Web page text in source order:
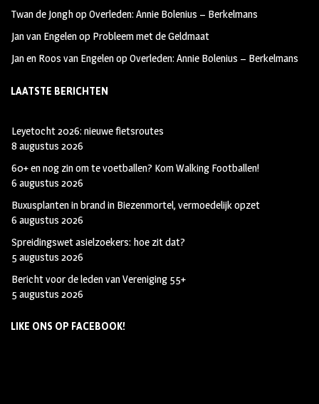
Twan de JonghopOverleden: Annie Bolenius – Berkelmans
Jan van Engelenop Probleem met de Geldmaat
Jan en Roos van EngelenopOverleden: Annie Bolenius – Berkelmans
LAATSTE BERICHTEN
Leyetocht 2026: nieuwe fietsroutes
8 augustus 2026
60+ en nog zin om te voetballen? Kom Walking Footballen!
6 augustus 2026
Buxusplanten in brand in Biezenmortel, vermoedelijk opzet
6 augustus 2026
Spreidingswet asielzoekers: hoe zit dat?
5 augustus 2026
Bericht voor de leden van Vereniging 55+
5 augustus 2026
LIKE ONS OP FACEBOOK!